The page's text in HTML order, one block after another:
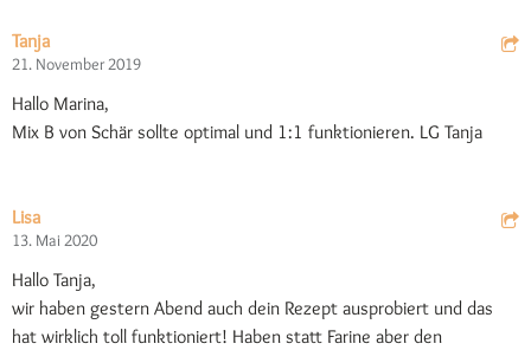
Tanja
21. November 2019
Hallo Marina,
Mix B von Schär sollte optimal und 1:1 funktionieren. LG Tanja
Lisa
13. Mai 2020
Hallo Tanja,
wir haben gestern Abend auch dein Rezept ausprobiert und das
hat wirklich toll funktioniert! Haben statt Farine aber den